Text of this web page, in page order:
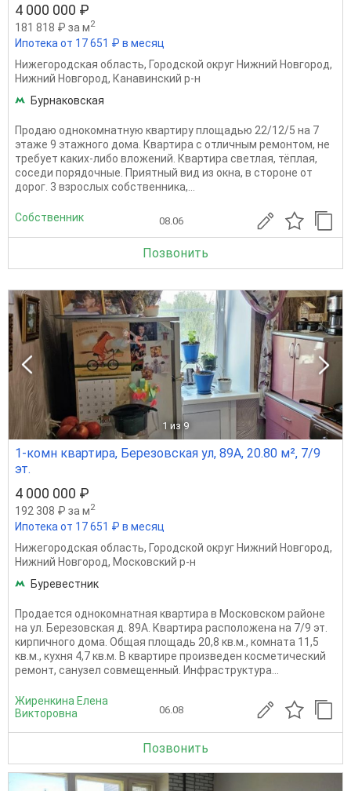
4 000 000 ₽
181 818 ₽ за м2
Ипотека от 17 651 ₽ в месяц
Нижегородская область, Городской округ Нижний Новгород,
Нижний Новгород, Канавинский р-н
Бурнаковская
Продаю однокомнатную квартиру площадью 22/12/5 на 7
этаже 9 этажного дома. Квартира с отличным ремонтом, не
требует каких-либо вложений. Квартира светлая, тёплая,
соседи порядочные. Приятный вид из окна, в стороне от
дорог. 3 взрослых собственника,...
Собственник 08.06
Позвонить
1 из 9
1-комн квартира, Березовская ул, 89А, 20.80 м², 7/9
эт.
4 000 000 ₽
192 308 ₽ за м2
Ипотека от 17 651 ₽ в месяц
Нижегородская область, Городской округ Нижний Новгород,
Нижний Новгород, Московский р-н
Буревестник
Продается однокомнатная квартира в Московском районе
на ул. Березовская д. 89А. Квартира расположена на 7/9 эт.
кирпичного дома. Общая площадь 20,8 кв.м., комната 11,5
кв.м., кухня 4,7 кв.м. В квартире произведен косметический
ремонт, санузел совмещенный. Инфраструктура...
Жиренкина Елена
Викторовна
06.08
Позвонить